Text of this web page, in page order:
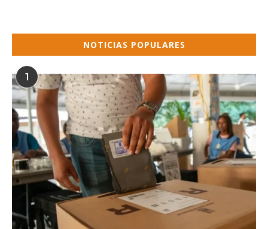
NOTICIAS POPULARES
1